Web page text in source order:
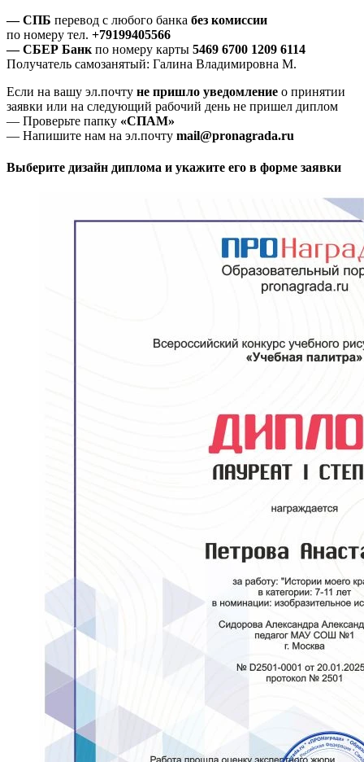
— СПБ перевод с любого банка без комиссии
по номеру тел. +79199405566
— СБЕР Банк по номеру карты 5469 6700 1209 6114
Получатель самозанятый: Галина Владимировна М.
Если на вашу эл.почту не пришло уведомление о принятии
заявки или на следующий рабочий день не пришел диплом
— Проверьте папку «СПАМ»
— Напишите нам на эл.почту mail@pronagrada.ru
Выберите дизайн диплома и укажите его в форме заявки